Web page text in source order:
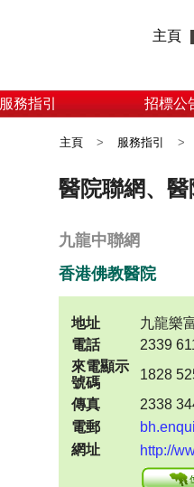
主頁
服務指引 招標公
主頁 > 服務指引 >